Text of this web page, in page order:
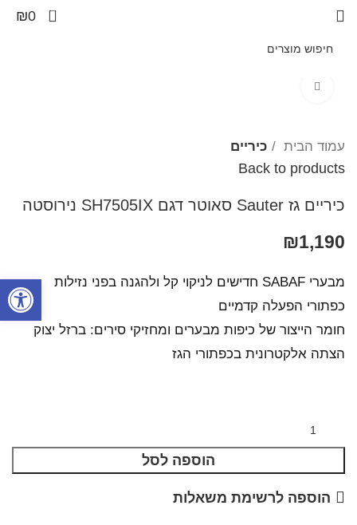
פתח
0
₪0
עמוד הבית כיריים
Back to products
כיריים גז Sauter סאוטר דגם SH7505IX נירוסטה
₪1,190
מבערי SABAF חדישים לניקוי קל ולהגנה בפני נזילות
כפתורי הפעלה קדמיים
חומר הייצור של כיפות מבערים ומחזיקי סירים: ברזל יצוק
הצתה אלקטרונית בכפתורי הגז
הוספה לסל
הוספה לרשימת משאלות